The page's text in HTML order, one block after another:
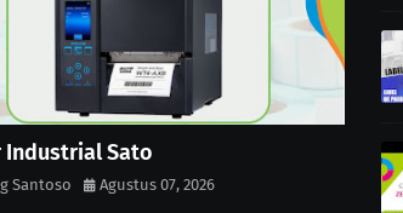
Industrial Sato
Santoso Agustus 07, 2026